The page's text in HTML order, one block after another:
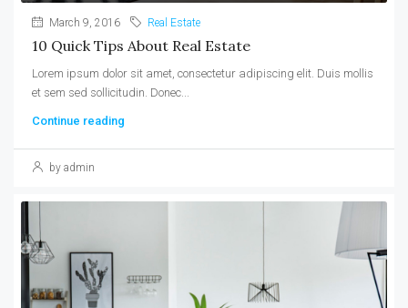
March 9, 2016 Real Estate
10 Quick Tips About Real Estate
Lorem ipsum dolor sit amet, consectetur adipiscing elit. Duis mollis
et sem sed sollicitudin. Donec...
Continue reading
by admin